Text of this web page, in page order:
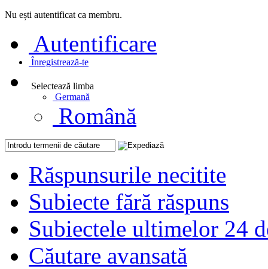
Nu ești autentificat ca membru.
Autentificare
Înregistrează-te
Selectează limba
Germană
Română
Răspunsurile necitite
Subiecte fără răspuns
Subiectele ultimelor 24
Căutare avansată